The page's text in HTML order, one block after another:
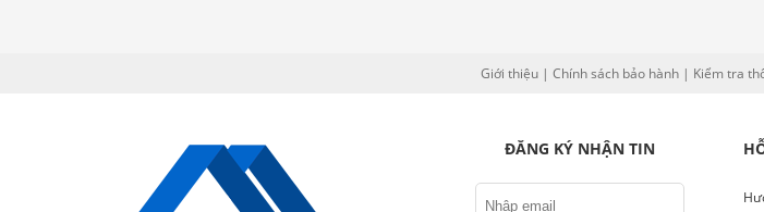
Giới thiệu| Chính sách bảo hành| Kiểm tra
ĐĂNG KÝ NHẬN TIN